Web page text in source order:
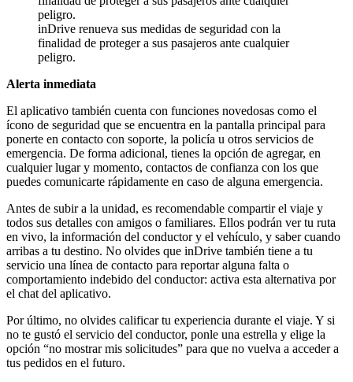
inDrive renueva sus medidas de seguridad con la
finalidad de proteger a sus pasajeros ante cualquier
peligro.
Alerta inmediata
El aplicativo también cuenta con funciones novedosas como el
ícono de seguridad que se encuentra en la pantalla principal para
ponerte en contacto con soporte, la policía u otros servicios de
emergencia. De forma adicional, tienes la opción de agregar, en
cualquier lugar y momento, contactos de confianza con los que
puedes comunicarte rápidamente en caso de alguna emergencia.
Antes de subir a la unidad, es recomendable compartir el viaje y
todos sus detalles con amigos o familiares. Ellos podrán ver tu ruta
en vivo, la información del conductor y el vehículo, y saber cuando
arribas a tu destino. No olvides que inDrive también tiene a tu
servicio una línea de contacto para reportar alguna falta o
comportamiento indebido del conductor: activa esta alternativa por
el chat del aplicativo.
Por último, no olvides calificar tu experiencia durante el viaje. Y si
no te gustó el servicio del conductor, ponle una estrella y elige la
opción “no mostrar mis solicitudes” para que no vuelva a acceder a
tus pedidos en el futuro.